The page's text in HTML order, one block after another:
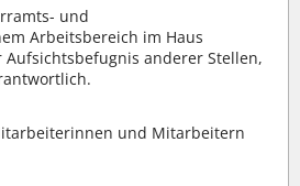
und
Arbeitsbereich im Haus
anderer Stellen,
und Mitarbeitern